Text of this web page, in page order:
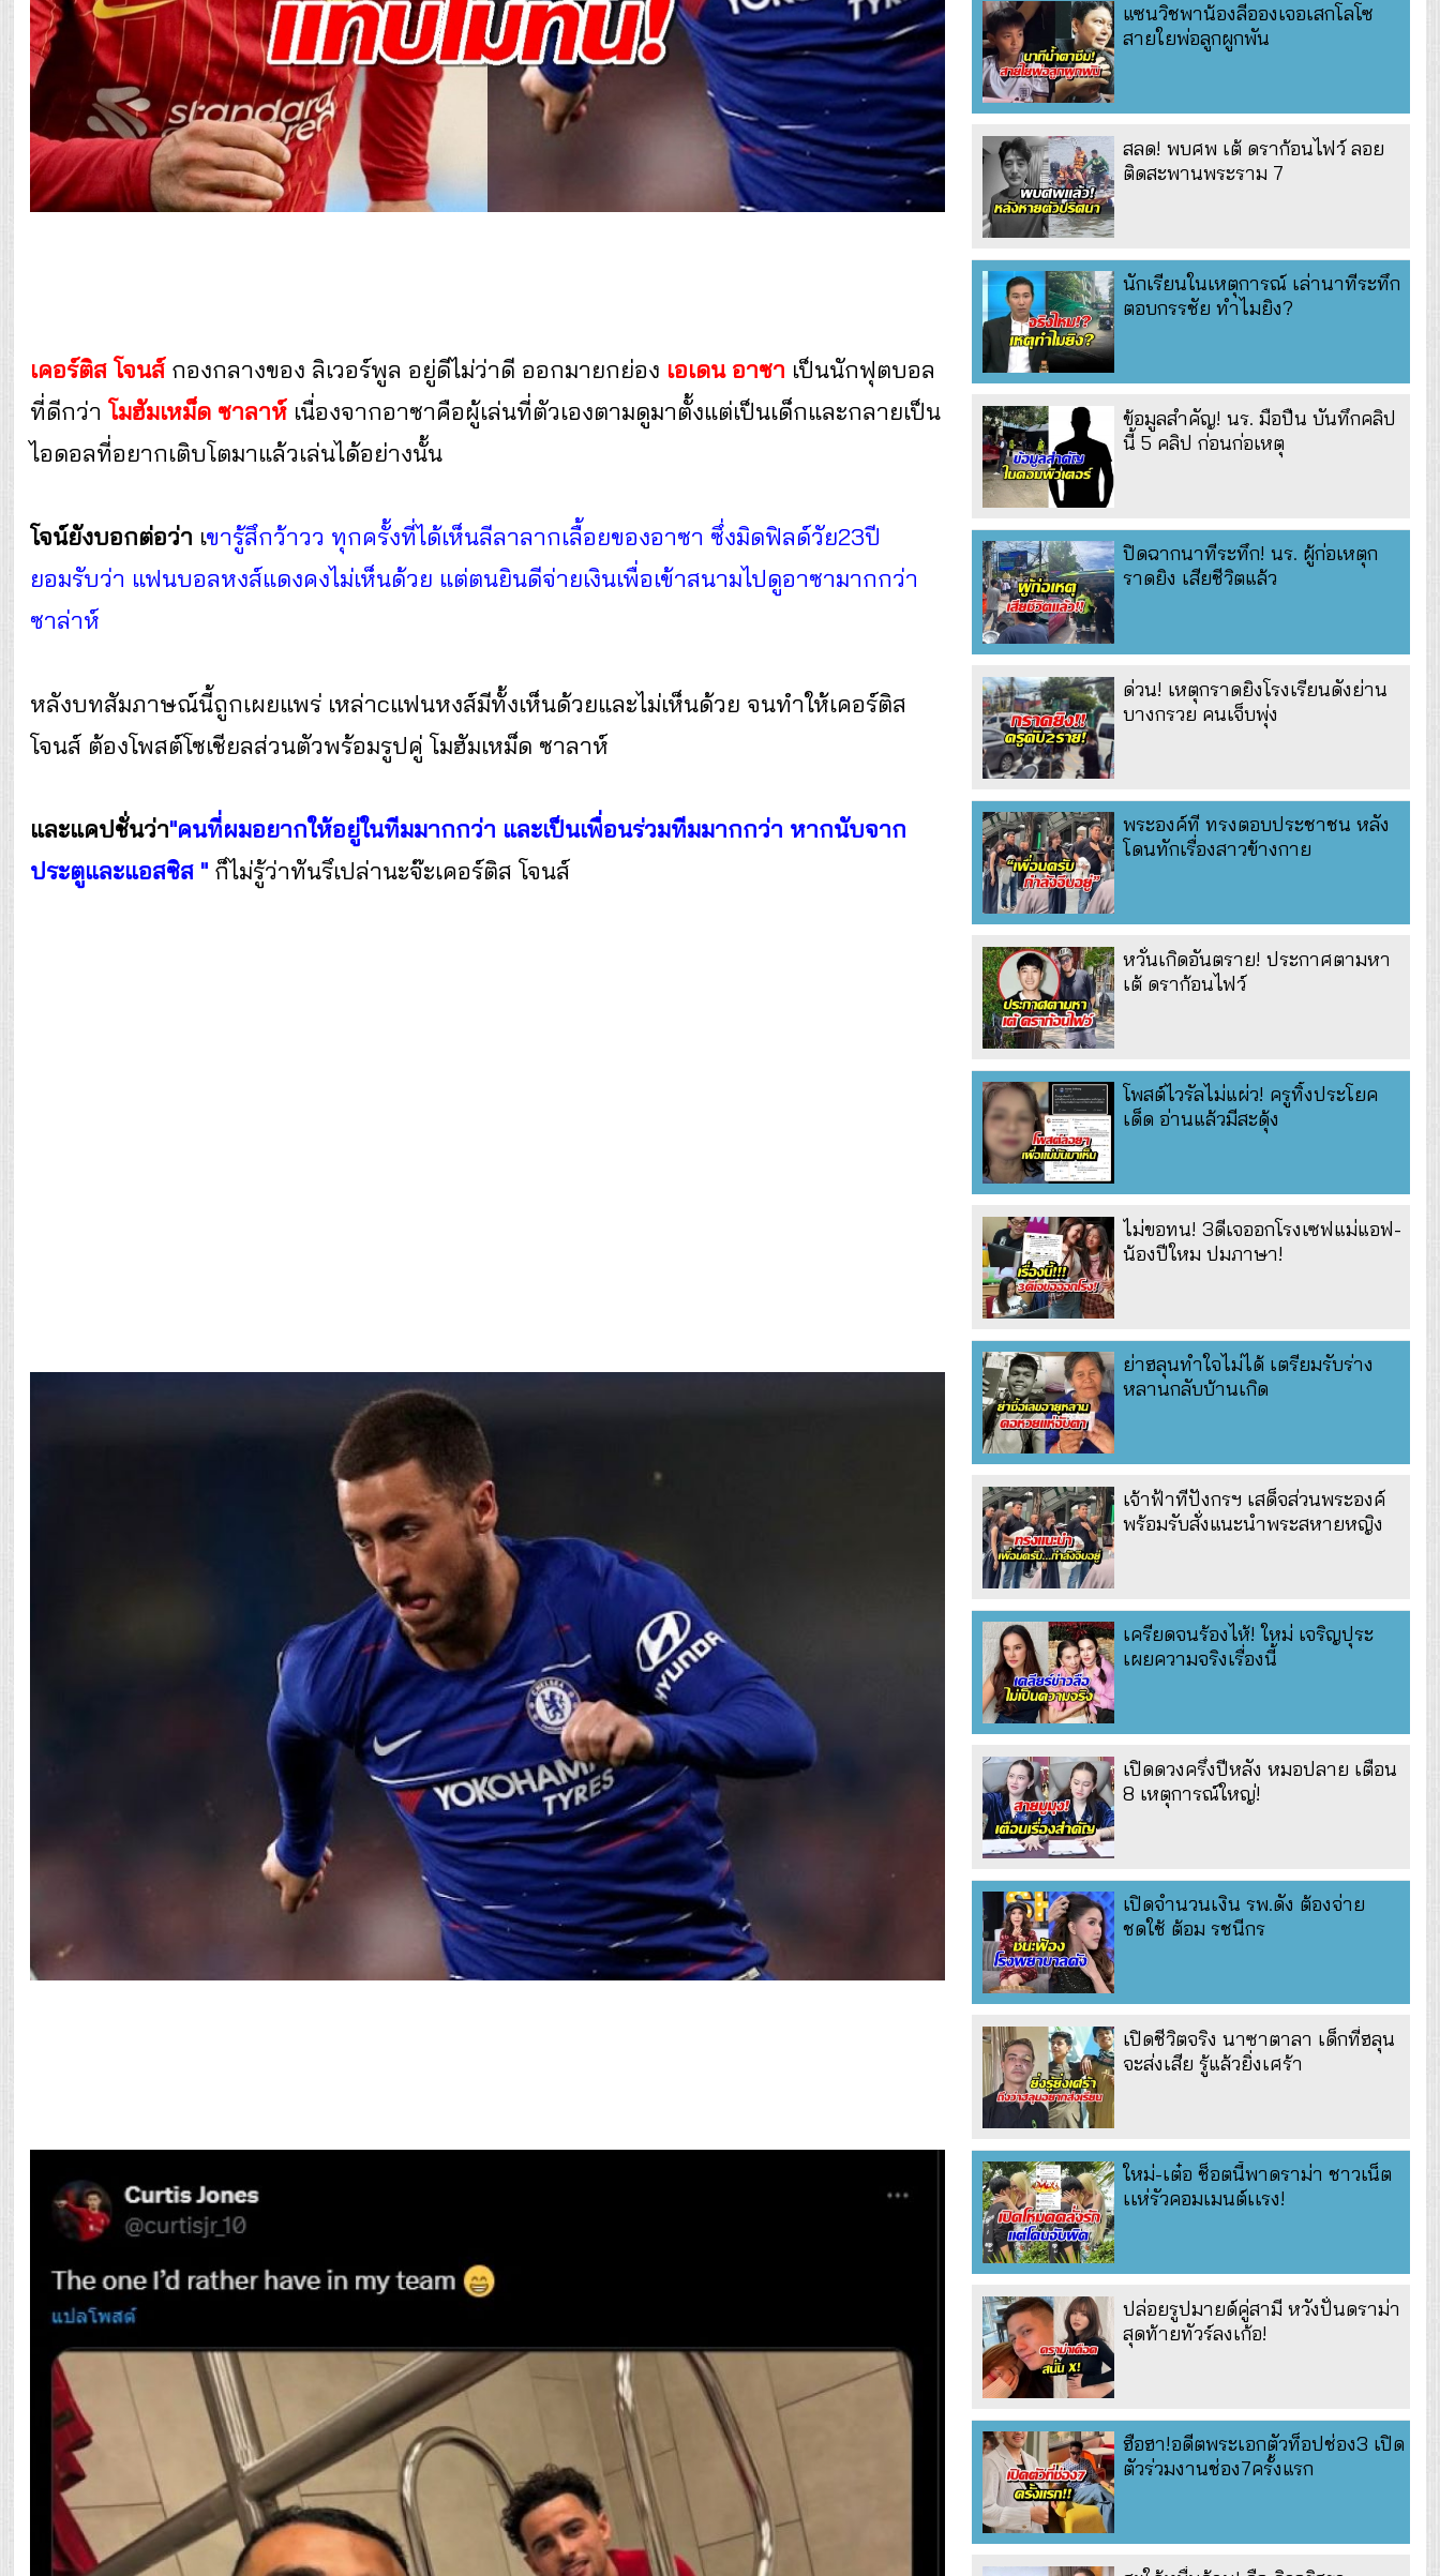
เคอร์ติส โจนส์ กองกลางของ ลิเวอร์พูล อยู่ดีไม่ว่าดี ออกมายกย่อง เอเดน อาซา เป็นนักฟุตบอล
ที่ดีกว่าโมฮัมเหม็ด ซาลาห์ เนื่องจากอาซาคือผู้เล่นที่ตัวเองตามดูมาตั้งแต่เป็นเด็กและกลายเป็น
ไอดอลที่อยากเติบโตมาแล้วเล่นได้อย่างนั้น
โจน์ยังบอกต่อว่า เขารู้สึกว้าวว ทุกครั้งที่ได้เห็นลีลาลากเลื้อยของอาซา ซึ่งมิดฟิลด์วัย23ปี
ยอมรับว่า แฟนบอลหงส์แดงคงไม่เห็นด้วย แต่ตนยินดีจ่ายเงินเพื่อเข้าสนามไปดูอาซามากกว่า
ซาล่าห์
หลังบทสัมภาษณ์นี้ถูกเผยแพร่ เหล่าcแฟนหงส์มีทั้งเห็นด้วยและไม่เห็นด้วย จนทำให้เคอร์ติส
โจนส์ ต้องโพสต์โซเชียลส่วนตัวพร้อมรูปคู่ โมฮัมเหม็ด ซาลาห์
และแคปชั่นว่า"คนที่ผมอยากให้อยู่ในทีมมากกว่า และเป็นเพื่อนร่วมทีมมากกว่า หากนับจาก
ประตูและแอสซิส " ก็ไม่รู้ว่าทันรึเปล่านะจ๊ะเคอร์ติส โจนส์
แซนวิชพาน้องลีอองเจอเสกโลโซ
สายใยพ่อลูกผูกพัน
สลด! พบศพ เต้ ดราก้อนไฟว์ ลอย
ติดสะพานพระราม 7
นักเรียนในเหตุการณ์ เล่านาทีระทึก
ตอบกรรชัย ทำไมยิง?
ข้อมูลสำคัญ! นร. มือปืน บันทึกคลิป
นี้ 5 คลิป ก่อนก่อเหตุ
ปิดฉากนาทีระทึก! นร. ผู้ก่อเหตุก
ราดยิง เสียชีวิตแล้ว
ด่วน! เหตุกราดยิงโรงเรียนดังย่าน
บางกรวย คนเจ็บพุ่ง
พระองค์ที ทรงตอบประชาชน หลัง
โดนทักเรื่องสาวข้างกาย
หวั่นเกิดอันตราย! ประกาศตามหา
เต้ ดราก้อนไฟว์
โพสต์ไวรัลไม่แผ่ว! ครูทิ้งประโยค
เด็ด อ่านแล้วมีสะดุ้ง
ไม่ขอทน! 3ดีเจออกโรงเซฟแม่แอฟ-
น้องปีใหม ปมภาษา!
ย่าฮลุนทำใจไม่ได้ เตรียมรับร่าง
หลานกลับบ้านเกิด
เจ้าฟ้าทีปังกรฯ เสด็จส่วนพระองค์
พร้อมรับสั่งแนะนำพระสหายหญิง
เครียดจนร้องไห้! ใหม่ เจริญปุระ
เผยความจริงเรื่องนี้
เปิดดวงครึ่งปีหลัง หมอปลาย เตือน
8 เหตุการณ์ใหญ่!
เปิดจำนวนเงิน รพ.ดัง ต้องจ่าย
ชดใช้ ต้อม รชนีกร
เปิดชีวิตจริง นาซาตาลา เด็กที่ฮลุน
จะส่งเสีย รู้แล้วยิ่งเศร้า
ใหม่-เต๋อ ช็อตนี้พาดราม่า ชาวเน็ต
เเห่รัวคอมเมนต์เเรง!
ปล่อยรูปมายด์คู่สามี หวังปั่นดราม่า
สุดท้ายทัวร์ลงเก้อ!
ฮือฮา!อดีตพระเอกตัวท็อปช่อง3 เปิด
ตัวร่วมงานช่อง7ครั้งแรก